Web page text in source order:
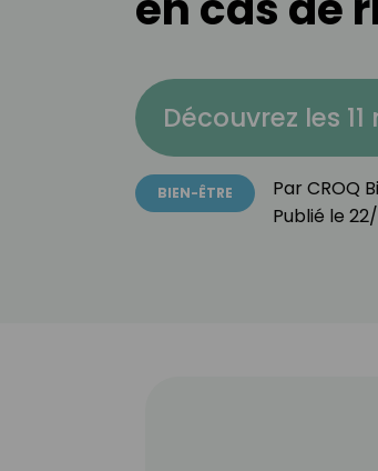
Découvrez les
BIEN-ÊTRE ParCROQ
Publié le